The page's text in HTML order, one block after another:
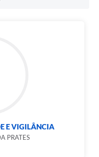
E VIGILÂNCIA
PRATES